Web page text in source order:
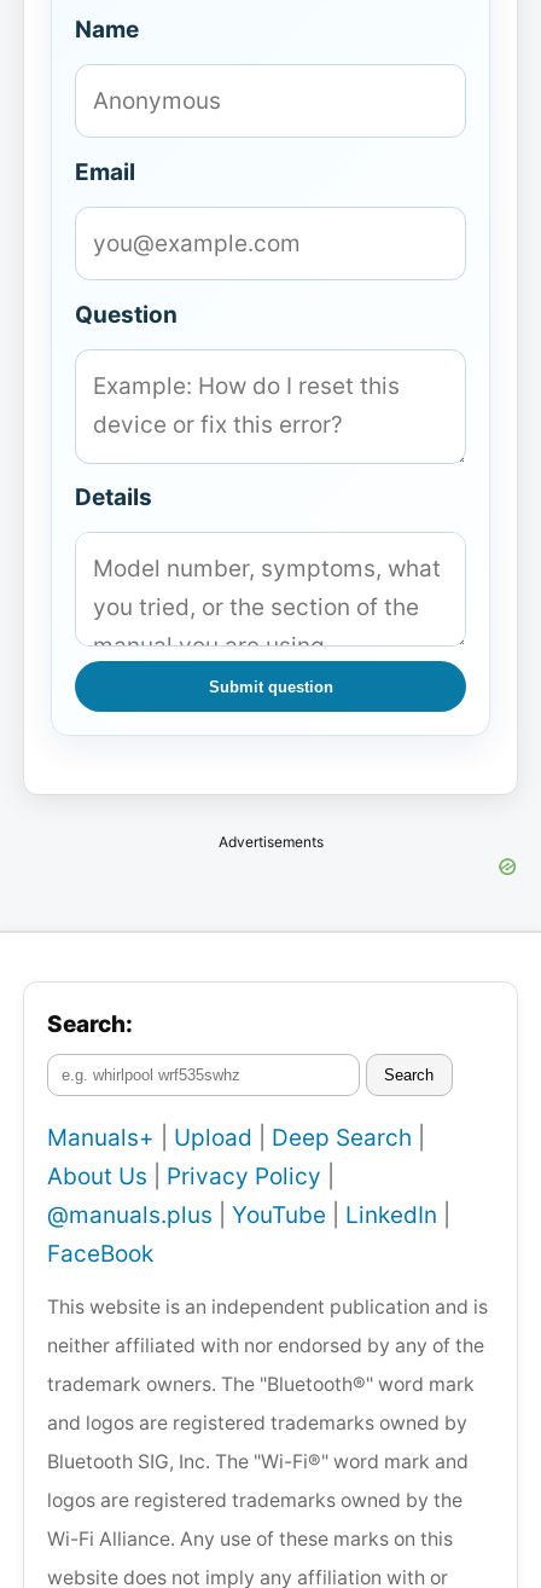
Name
Email
Question
Details
Submit question
Advertisements
Search:
Search
Manuals+ Upload Deep Search
About Us
Privacy Policy
@manuals.plus
YouTube LinkedIn
FaceBook
This website is an independent publication and is
neither affiliated with nor endorsed by any of the
trademark owners. The "Bluetooth®" word mark
and logos are registered trademarks owned by
Bluetooth SIG, Inc. The "Wi-Fi®" word mark and
logos are registered trademarks owned by the
Wi-Fi Alliance. Any use of these marks on this
website does not imply any affiliation with or